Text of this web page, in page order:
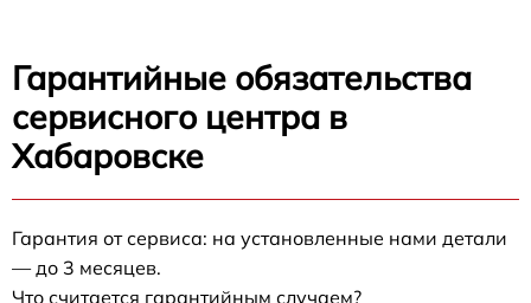
Гарантийные обязательства
сервисного центра в
Хабаровске
Гарантия от сервиса: на установленные нами детали
— до 3 месяцев.
Что считается гарантийным случаем?